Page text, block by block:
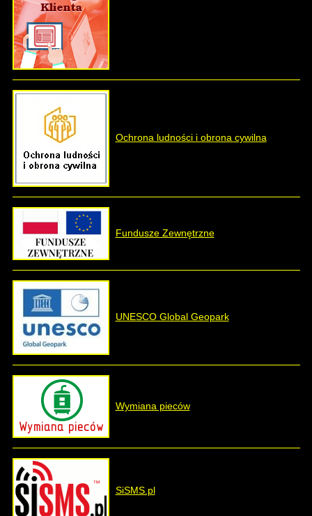
Ochrona ludności i obrona cywilna
Fundusze Zewnętrzne
UNESCO Global Geopark
Wymiana pieców
SiSMS.pl